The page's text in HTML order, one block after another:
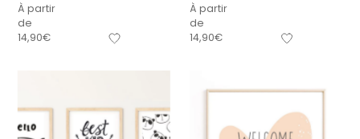
À partir
de
14,90€
À partir
de
14,90€